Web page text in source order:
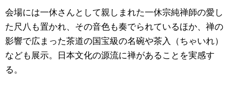
会場には一休さんとして親しまれた一休宗純禅師の愛し
た尺八も置かれ、その音色も奏でられているほか、禅の
影響で広まった茶道の国宝級の名碗や茶入（ちゃいれ）
なども展示。日本文化の源流に禅があることを実感す
る。